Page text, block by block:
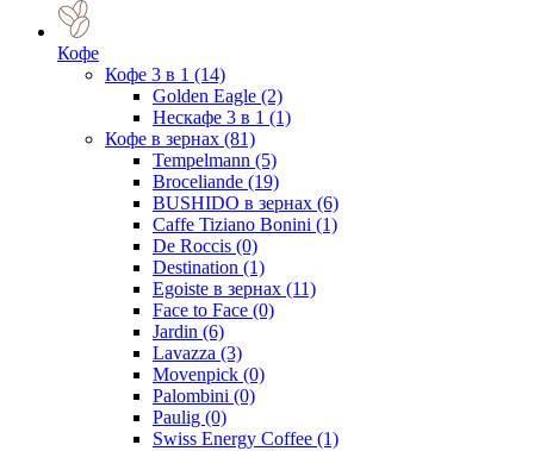
Кофе
Кофе 3 в 1 (14)
Golden Eagle (2)
Нескафе 3 в 1 (1)
Кофе в зернах (81)
Tempelmann (5)
Broceliande (19)
BUSHIDO в зернах (6)
Caffe Tiziano Bonini (1)
De Roccis (0)
Destination (1)
Egoiste в зернах (11)
Face to Face (0)
Jardin (6)
Lavazza (3)
Movenpick (0)
Palombini (0)
Paulig (0)
Swiss Energy Coffee (1)